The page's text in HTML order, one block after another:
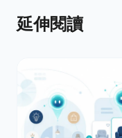
延伸閱讀